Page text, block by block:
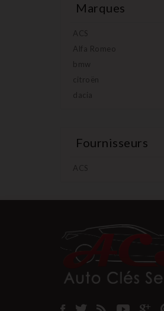
Marques
ACS
Alfa Romeo
bmw
citroën
dacia
Fournisseurs
ACS